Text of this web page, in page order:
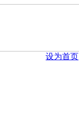
设为首页